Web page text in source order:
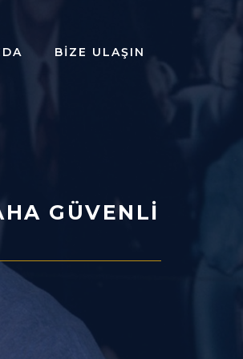
BIZE ULAŞIN
GÜVENLI